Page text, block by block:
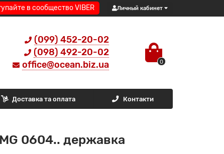
в сообщество VIBER Личный кабинет
(099) 452-20-02
(098) 492-20-02
office@ocean.biz.ua
0
Доставка та оплата Контакти
0604.. державка